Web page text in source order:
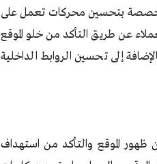
بتحسين محركات تعمل على
عن طريق التأكد من خلو الموقع
إلى تحسين الروابط الداخلية
الموقع والتأكد من استهداف